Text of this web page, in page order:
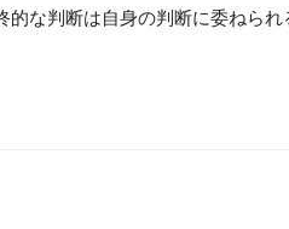
な判断は自身の判断に委ねられ